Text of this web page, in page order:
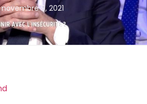
novembre 9, 2021